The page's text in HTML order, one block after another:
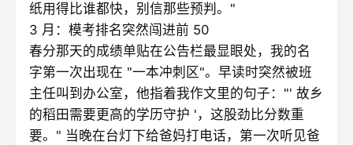
纸用得比谁都快，别信那些预判。"
3 月：模考排名突然闯进前 50
春分那天的成绩单贴在公告栏最显眼处，我的名
字第一次出现在 "一本冲刺区"。早读时突然被班
主任叫到办公室，他指着我作文里的句子："' 故乡
的稻田需要更高的学历守护 '，这股劲比分数重
要。" 当晚在台灯下给爸妈打电话，第一次听见爸